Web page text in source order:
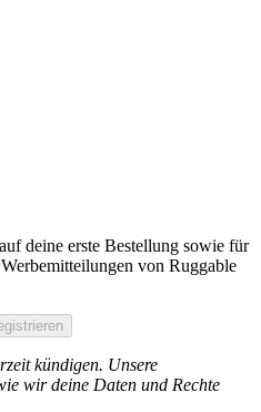
deine erste Bestellung sowie für
von Ruggable
kündigen. Unsere
wir deine Daten und Rechte